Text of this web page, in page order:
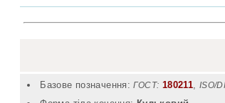
Базове позначення: ГОСТ: 180211, ISO/